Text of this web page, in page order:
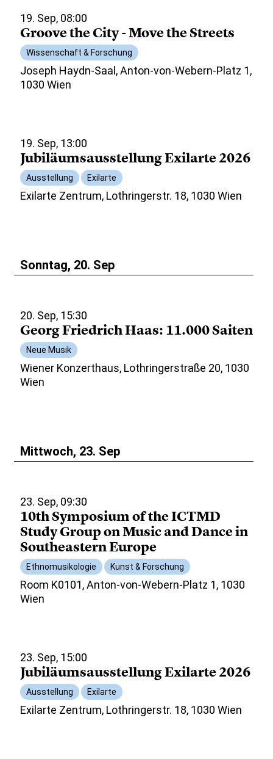
19. Sep, 08:00
Groove the City - Move the Streets
Wissenschaft & Forschung
Joseph Haydn-Saal, Anton-von-Webern-Platz 1,
1030 Wien
19. Sep, 13:00
Jubiläumsausstellung Exilarte 2026
Ausstellung Exilarte
Exilarte Zentrum, Lothringerstr. 18, 1030 Wien
Sonntag, 20. Sep
20. Sep, 15:30
Georg Friedrich Haas: 11.000 Saiten
Neue Musik
Wiener Konzerthaus, Lothringerstraße 20, 1030
Wien
Mittwoch, 23. Sep
23. Sep, 09:30
10th Symposium of the ICTMD
Study Group on Music and Dance in
Southeastern Europe
Ethnomusikologie Kunst & Forschung
Room K0101, Anton-von-Webern-Platz 1, 1030
Wien
23. Sep, 15:00
Jubiläumsausstellung Exilarte 2026
Ausstellung Exilarte
Exilarte Zentrum, Lothringerstr. 18, 1030 Wien